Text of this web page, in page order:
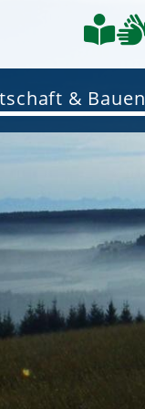
& Bauen